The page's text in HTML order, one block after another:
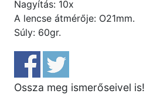
Nagyítás: 10x
A lencse átmérője: O21mm.
Súly: 60gr.
Ossza meg ismerőseivel is!